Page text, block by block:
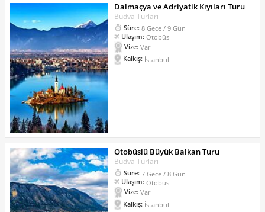
Dalmaçya ve Adriyatik Kıyıları Turu
Budva Turları
Süre: 8 Gece / 9 Gün
Ulaşım: Otobüs
Vize: Var
Kalkış: İstanbul
Otobüslü Büyük Balkan Turu
Budva Turları
Süre: 7 Gece / 8 Gün
Ulaşım: Otobüs
Vize: Var
Kalkış: İstanbul